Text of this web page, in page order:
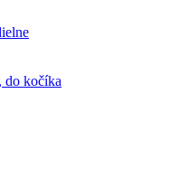
do kočíka